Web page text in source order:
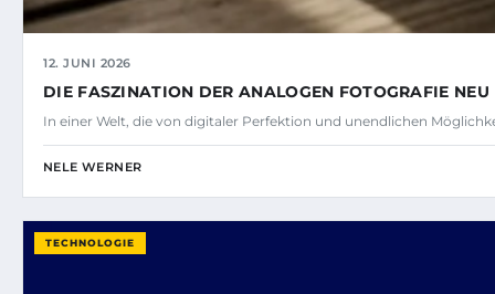
12. JUNI 2026
DIE FASZINATION DER ANALOGEN FOTOGRAFIE NEU
In einer Welt, die von digitaler Perfektion und unendlichen
NELE WERNER
TECHNOLOGIE